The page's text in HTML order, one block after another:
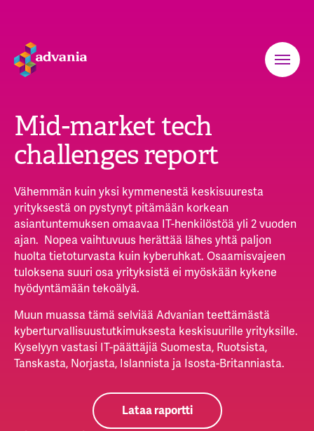
Mid-market tech
challenges report
Vähemmän kuin yksi kymmenestä keskisuuresta
yrityksestä on pystynyt pitämään korkean
asiantuntemuksen omaavaa IT-henkilöstöä yli 2 vuoden
ajan. Nopea vaihtuvuus herättää lähes yhtä paljon
huolta tietoturvasta kuin kyberuhkat. Osaamisvajeen
tuloksena suuri osa yrityksistä ei myöskään kykene
hyödyntämään tekoälyä.
Muun muassa tämä selviää Advanian teettämästä
kyberturvallisuustutkimuksesta keskisuurille yrityksille.
Kyselyyn vastasi IT-päättäjiä Suomesta, Ruotsista,
Tanskasta, Norjasta, Islannista ja Isosta-Britanniasta.
Lataa raportti